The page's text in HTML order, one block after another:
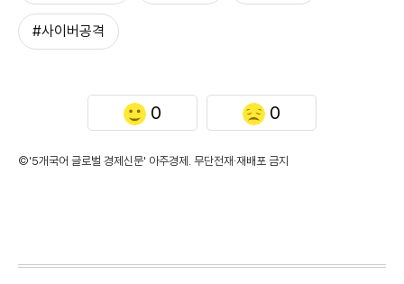
#사이버공격
0 0
©'5개국어 글로벌 경제신문' 아주경제. 무단전재·재배포 금지